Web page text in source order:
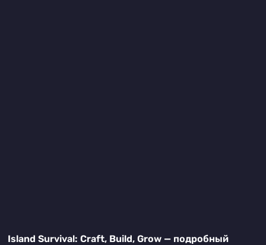
Island Survival: Craft, Build, Grow — подробный